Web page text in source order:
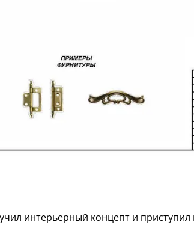
интерьерный концепт и приступил